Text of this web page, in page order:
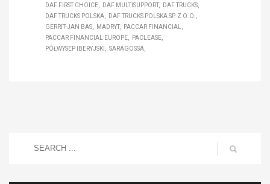
DAF FIRST CHOICE
DAF MULTISUPPORT
DAF TRUCKS
DAF TRUCKS POLSKA
DAF TRUCKS POLSKA SP. Z O.O.
GERRIT-JAN BAS
MADRYT
PACCAR FINANCIAL
PACCAR FINANCIAL EUROPE
PACLEASE
PÓŁWYSEP IBERYJSKI
SARAGOSSA